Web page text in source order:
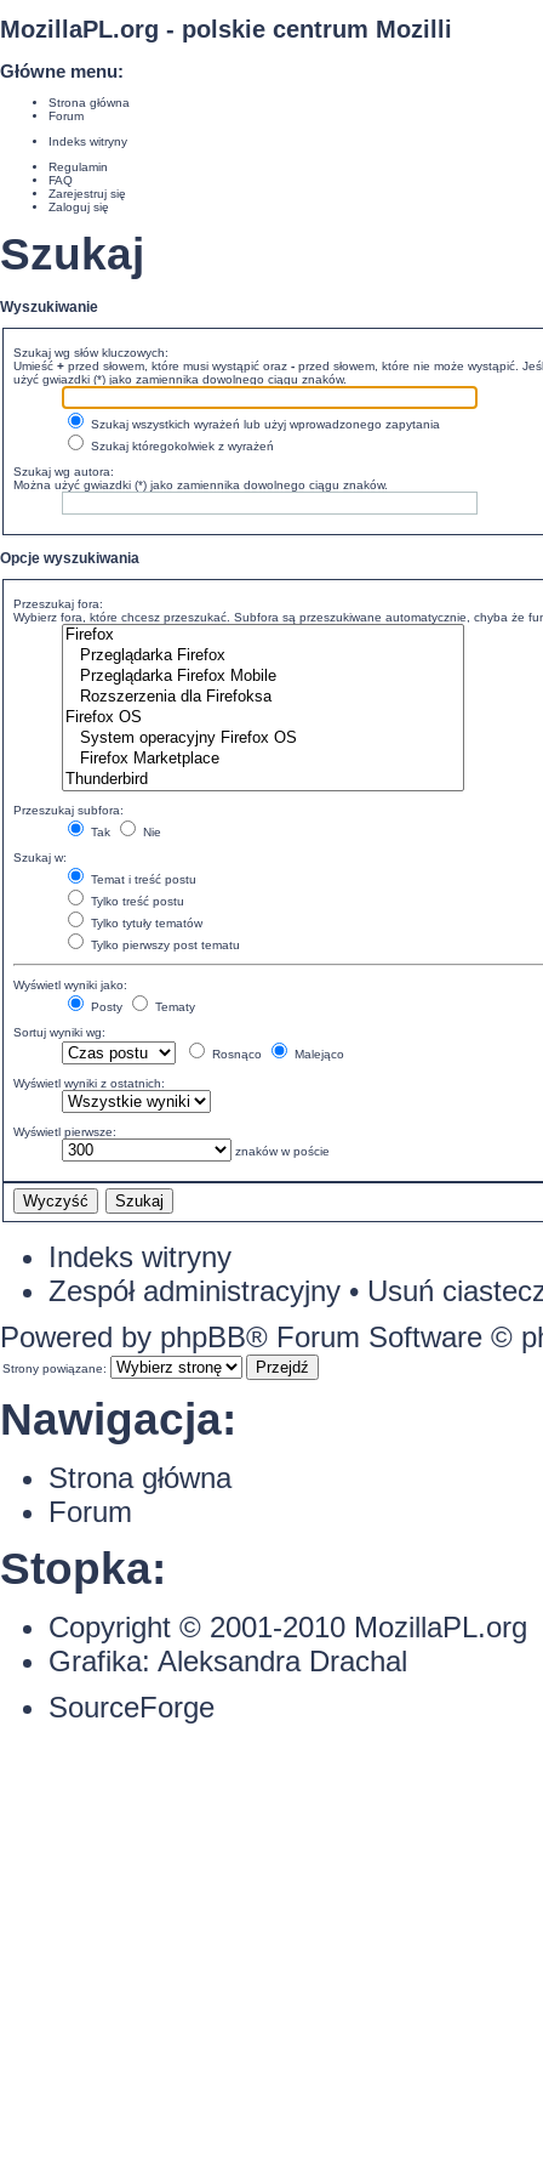
MozillaPL.org - polskie centrum Mozilli
Główne menu:
Strona główna
Forum
Indeks witryny
Regulamin
FAQ
Zarejestruj się
Zaloguj się
Szukaj
Wyszukiwanie
Szukaj wg słów kluczowych:
Umieść +przed słowem, które musi wystąpić oraz -przed słowem, które nie może wystąpić.
użyć gwiazdki (*) jako zamiennika dowolnego ciągu znaków.
Szukaj wszystkich wyrażeń lub użyj wprowadzonego zapytania
Szukaj któregokolwiek z wyrażeń
Szukaj wg autora:
Można użyć gwiazdki (*) jako zamiennika dowolnego ciągu znaków.
Opcje wyszukiwania
Przeszukaj fora:
Wybierz fora, które chcesz przeszukać. Subfora są przeszukiwane automatycznie, chyba że
Przeszukaj subfora:
Tak
Nie
Szukaj w:
Temat i treść postu
Tylko treść postu
Tylko tytuły tematów
Tylko pierwszy post tematu
Wyświetl wyniki jako:
Posty
Tematy
Sortuj wyniki wg:
Rosnąco
Malejąco
Wyświetl wyniki z ostatnich:
Wyświetl pierwsze:
znaków w poście
Indeks witryny
Zespół administracyjny • Usuń
Powered by phpBB® Forum Software ©
Strony powiązane:
Nawigacja:
Strona główna
Forum
Stopka:
Copyright © 2001-2010 MozillaPL.org
Grafika: Aleksandra Drachal
SourceForge